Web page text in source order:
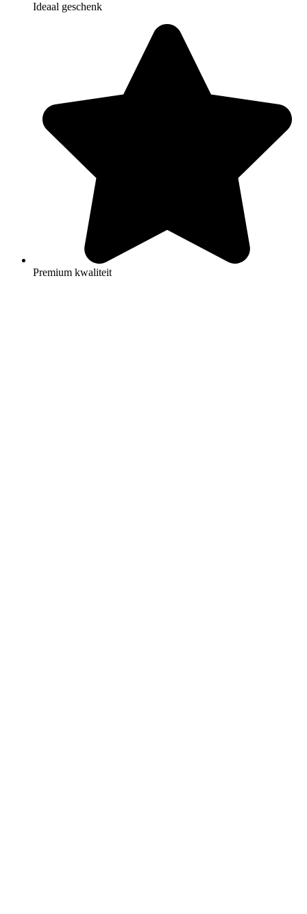
Ideaal geschenk
Premium kwaliteit